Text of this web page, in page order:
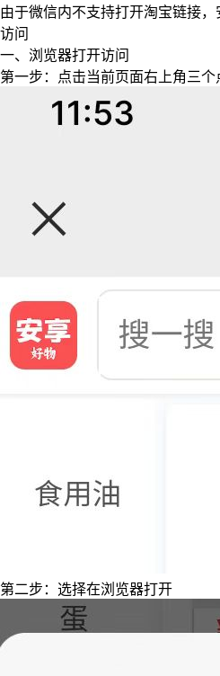
由于微信内不支持打开淘宝链接
访问
一、浏览器打开访问
第一步：点击当前页面右上角三个
第二步：选择在浏览器打开